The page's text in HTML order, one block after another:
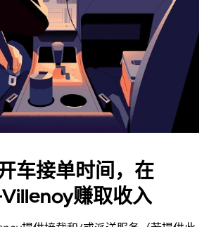
车接单时间，在
赚取收入